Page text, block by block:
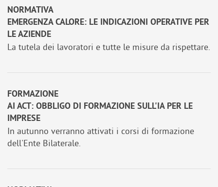
NORMATIVA
EMERGENZA CALORE: LE INDICAZIONI OPERATIVE PER
LE AZIENDE
La tutela dei lavoratori e tutte le misure da rispettare.
FORMAZIONE
AI ACT: OBBLIGO DI FORMAZIONE SULL'IA PER LE
IMPRESE
In autunno verranno attivati i corsi di formazione
dell'Ente Bilaterale.